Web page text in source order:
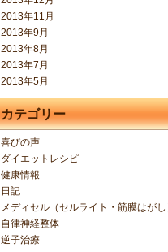
2013年11月
2013年9月
2013年8月
2013年7月
2013年5月
カテゴリー
喜びの声
ダイエットレシピ
健康情報
日記
メディセル（セルライト・筋膜はがし
自律神経整体
逆子治療